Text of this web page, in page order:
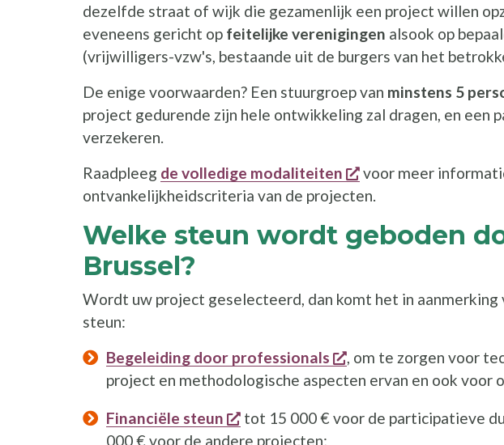
dezelfde straat of wijk die gezamenlijk een project willen
eveneens gericht op feitelijke verenigingen alsook op
(vrijwilligers-vzw's, bestaande uit de burgers van het
De enige voorwaarden? Een stuurgroep van minstens 5
project gedurende zijn hele ontwikkeling zal dragen, en een
verzekeren.
Raadpleeg de volledige modaliteiten opent een nieuw
voor meer
ontvankelijkheidscriteria van de projecten.
Welke steun wordt geboden
Brussel?
Wordt uw project geselecteerd, dan komt het in
steun:
Begeleiding door professionals
opent een nieuw
, om te zorgen voor
project en methodologische aspecten ervan en ook voor
Financiële steun opent een nieuw venster
tot 15 000 € voor de participatieve
000 € voor de andere projecten;